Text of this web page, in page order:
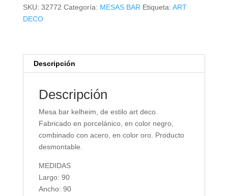
SKU: 32772 Categoría: MESAS BAR Etiqueta: ART
DECO
Descripción
Descripción
Mesa bar kelheim, de estilo art deco.
Fabricado en porcelánico, en color negro,
combinado con acero, en color oro. Producto
desmontable.
MEDIDAS
Largo: 90
Ancho: 90